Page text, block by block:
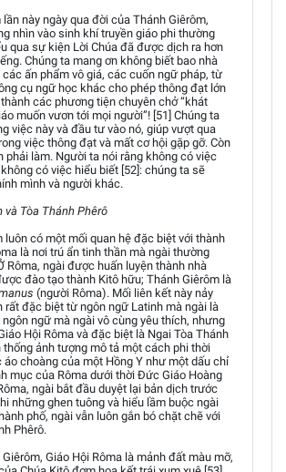
này ngày qua đời của Thánh Giêrôm,
nhìn vào sinh khí truyền giáo phi thường
qua sự kiện Lời Chúa đã được dịch ra hơn
Chúng ta mang ơn không biết bao nhà
các ấn phẩm vô giá, các cuốn ngữ pháp, từ
cụ ngữ học khác cho phép thông đạt lớn
các phương tiện chuyên chở “khát
muốn vươn tới mọi người”! [51] Chúng ta
việc này và đầu tư vào nó, giúp vượt qua
việc thông đạt và mất cơ hội gặp gỡ. Còn
phải làm. Người ta nói rằng không có việc
có việc hiểu biết [52]: chúng ta sẽ
mình và người khác.
và Tòa Thánh Phêrô
luôn có một mối quan hệ đặc biệt với thành
là nơi trú ẩn tinh thần mà ngài thường
Rôma, ngài được huấn luyện thành nhà
đào tạo thành Kitô hữu; Thánh Giêrôm là
(người Rôma). Mối liên kết này nảy
rất đặc biệt từ ngôn ngữ Latinh mà ngài là
ngữ mà ngài vô cùng yêu thích, nhưng
Hội Rôma và đặc biệt là Ngai Tòa Thánh
thống ảnh tượng mô tả một cách phi thời
áo choàng của một Hồng Y như một dấu chỉ
mục của Rôma dưới thời Đức Giáo Hoàng
ngài bắt đầu duyệt lại bản dịch trước
những ghen tuông và hiểu lầm buộc ngài
phố, ngài vẫn luôn gắn bó chặt chẽ với
Phêrô.
Giáo Hội Rôma là mảnh đất màu mỡ,